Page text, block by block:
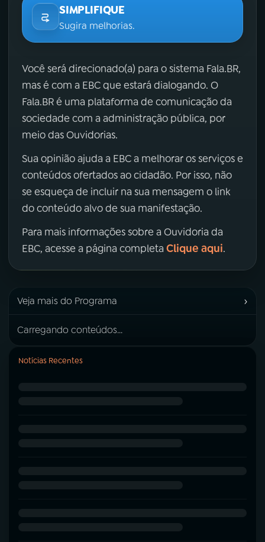
SIMPLIFIQUE
Sugira melhorias.
Você será direcionado(a) para o sistema Fala.BR,
mas é com a EBC que estará dialogando. O
Fala.BR é uma plataforma de comunicação da
sociedade com a administração pública, por
meio das Ouvidorias.
Sua opinião ajuda a EBC a melhorar os serviços e
conteúdos ofertados ao cidadão. Por isso, não
se esqueça de incluir na sua mensagem o link
do conteúdo alvo de sua manifestação.
Para mais informações sobre a Ouvidoria da
EBC, acesse a página completa Clique aqui.
Veja mais do Programa ›
Carregando conteúdos...
Notícias Recentes